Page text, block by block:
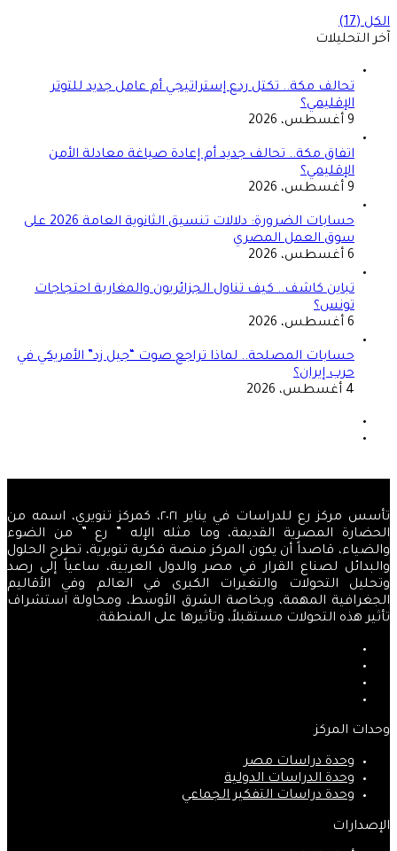
الكل (17)
آخر التحليلات
تحالف مكة.. تكتل ردع إستراتيجي أم عامل جديد للتوتر
الإقليمي؟
9 أغسطس، 2026
اتفاق مكة.. تحالف جديد أم إعادة صياغة معادلة الأمن
الإقليمي؟
9 أغسطس، 2026
حسابات الضرورة: دلالات تنسيق الثانوية العامة 2026 على
سوق العمل المصري
6 أغسطس، 2026
تباين كاشف.. كيف تناول الجزائريون والمغاربة احتجاجات
تونس؟
6 أغسطس، 2026
حسابات المصلحة.. لماذا تراجع صوت “جيل زد” الأمريكي في
حرب إيران؟
4 أغسطس، 2026
تأسس مركز رع للدراسات في يناير ٢٠٢١، كمركز تنويري، اسمه من
الحضارة المصرية القديمة، وما مثله الإله ” رع ” من الضوء
والضياء، قاصداً أن يكون المركز منصة فكرية تنويرية، تطرح الحلول
والبدائل لصناع القرار في مصر والدول العربية، ساعياً إلى رصد
وتحليل التحولات والتغيرات الكبرى في العالم وفي الأقاليم
الجغرافية المهمة، وبخاصة الشرق الأوسط، ومحاولة استشراف
تأثير هذه التحولات مستقبلاً، وتأثيرها على المنطقة.
وحدات المركز
وحدة دراسات مصر
وحدة الدراسات الدولية
وحدة دراسات التفكير الجماعي
الإصدارات